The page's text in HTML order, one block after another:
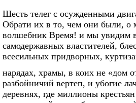
Шесть телег с осужденными
Обрати их в то, чем они были, о
волшебник Время! и мы увидим
самодержавных властителей,
всесильных придворных,
нарядах, храмы, в коих не «дом
разбойничий вертеп, и убогие
деревнях, где миллионы